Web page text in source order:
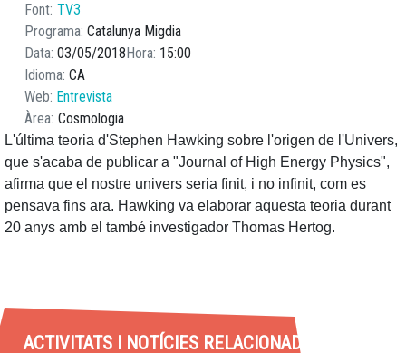
Font TV3
Programa Catalunya Migdia
Data 03/05/2018 Hora 15:00
Idioma CA
Web Entrevista
Àrea Cosmologia
L'última teoria d'Stephen Hawking sobre l'origen de l'Univers,
que s'acaba de publicar a "Journal of High Energy Physics",
afirma que el nostre univers seria finit, i no infinit, com es
pensava fins ara. Hawking va elaborar aquesta teoria durant
20 anys amb el també investigador Thomas Hertog.
ACTIVITATS I NOTÍCIES RELACIONADES